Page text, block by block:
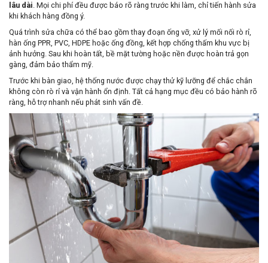
lâu dài. Mọi chi phí đều được báo rõ ràng trước khi làm, chỉ tiến hành sửa
khi khách hàng đồng ý.
Quá trình sửa chữa có thể bao gồm thay đoạn ống vỡ, xử lý mối nối rò rỉ,
hàn ống PPR, PVC, HDPE hoặc ống đồng, kết hợp chống thấm khu vực bị
ảnh hưởng. Sau khi hoàn tất, bề mặt tường hoặc nền được hoàn trả gọn
gàng, đảm bảo thẩm mỹ.
Trước khi bàn giao, hệ thống nước được chạy thử kỹ lưỡng để chắc chắn
không còn rò rỉ và vận hành ổn định. Tất cả hạng mục đều có bảo hành rõ
ràng, hỗ trợ nhanh nếu phát sinh vấn đề.